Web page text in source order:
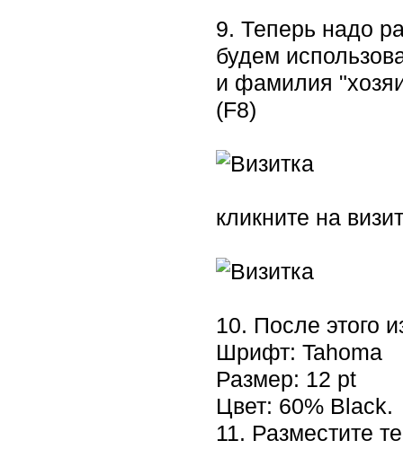
9. Теперь надо
будем
и фамилия
(F8)
кликните на
10. После этого
Шрифт: Tahoma
Размер: 12 pt
Цвет: 60% Black.
11. Разместите